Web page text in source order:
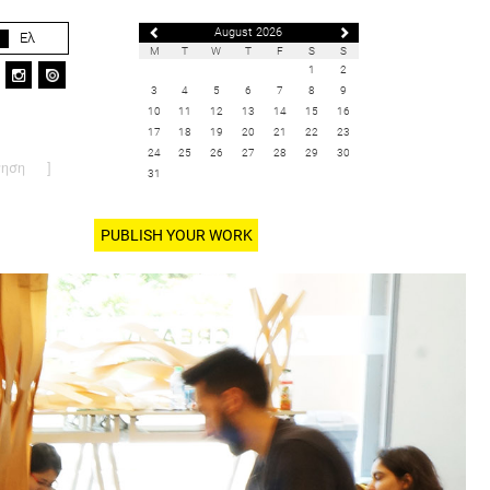
Ελ August 2026
M T W T F S
S
1
2
3
4 5 6 7 8
9
10
11 12 13 14 15
16
17
18 19 20 21 22
23
24
25 26 27 28 29
30
31
PUBLISH YOUR WORK